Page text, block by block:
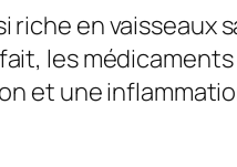
riche en vaisseaux
les
et une